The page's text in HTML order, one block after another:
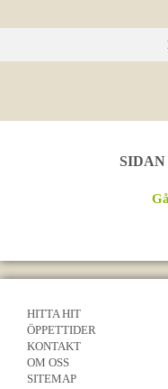
HITTA HIT
ÖPPETTIDER
KONTAKT
OM OSS
SITEMAP